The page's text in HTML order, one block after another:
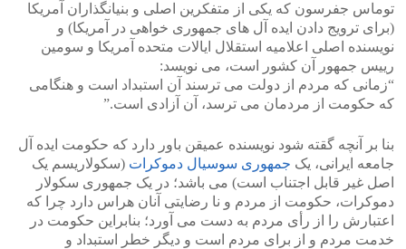
توماس جفرسون که یکی از متفکرین اصلی و بنیانگذاران آمریکا
(برای ترویج دادن ایده‌ آل‌ های جمهوری خواهی در آمریکا) و
نویسنده اصلی اعلامیه استقلال ایالات متحده آمریکا و سومین
رییس جمهور آن کشور است، می نویسد:
“زمانی که مردم از دولت می ترسند آن استبداد است و هنگامی
که حکومت از مردمان می ترسد، آن آزادی است.”
بنا بر آنچه گقته شود نویسنده عمیقن باور دارد که حکومت ایده آل
جامعه ایرانی، یک جمهوری سوسیال دموکرات (سکولاریسم یک
اصل غیر قابل اجتناب است) می باشد؛ در یک جمهوری سکولار
دموکرات، حکومت از مردم و نا رضایتی آنان هراس دارد چرا که
اعتبارش را از رأی مردم به دست می آورد؛ بنابراین حکومت در
خدمت مردم و از برای مردم است و دیگر خطر استبداد و